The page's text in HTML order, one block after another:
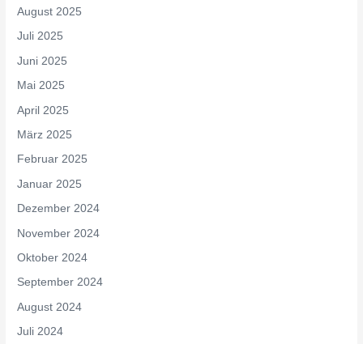
August 2025
Juli 2025
Juni 2025
Mai 2025
April 2025
März 2025
Februar 2025
Januar 2025
Dezember 2024
November 2024
Oktober 2024
September 2024
August 2024
Juli 2024